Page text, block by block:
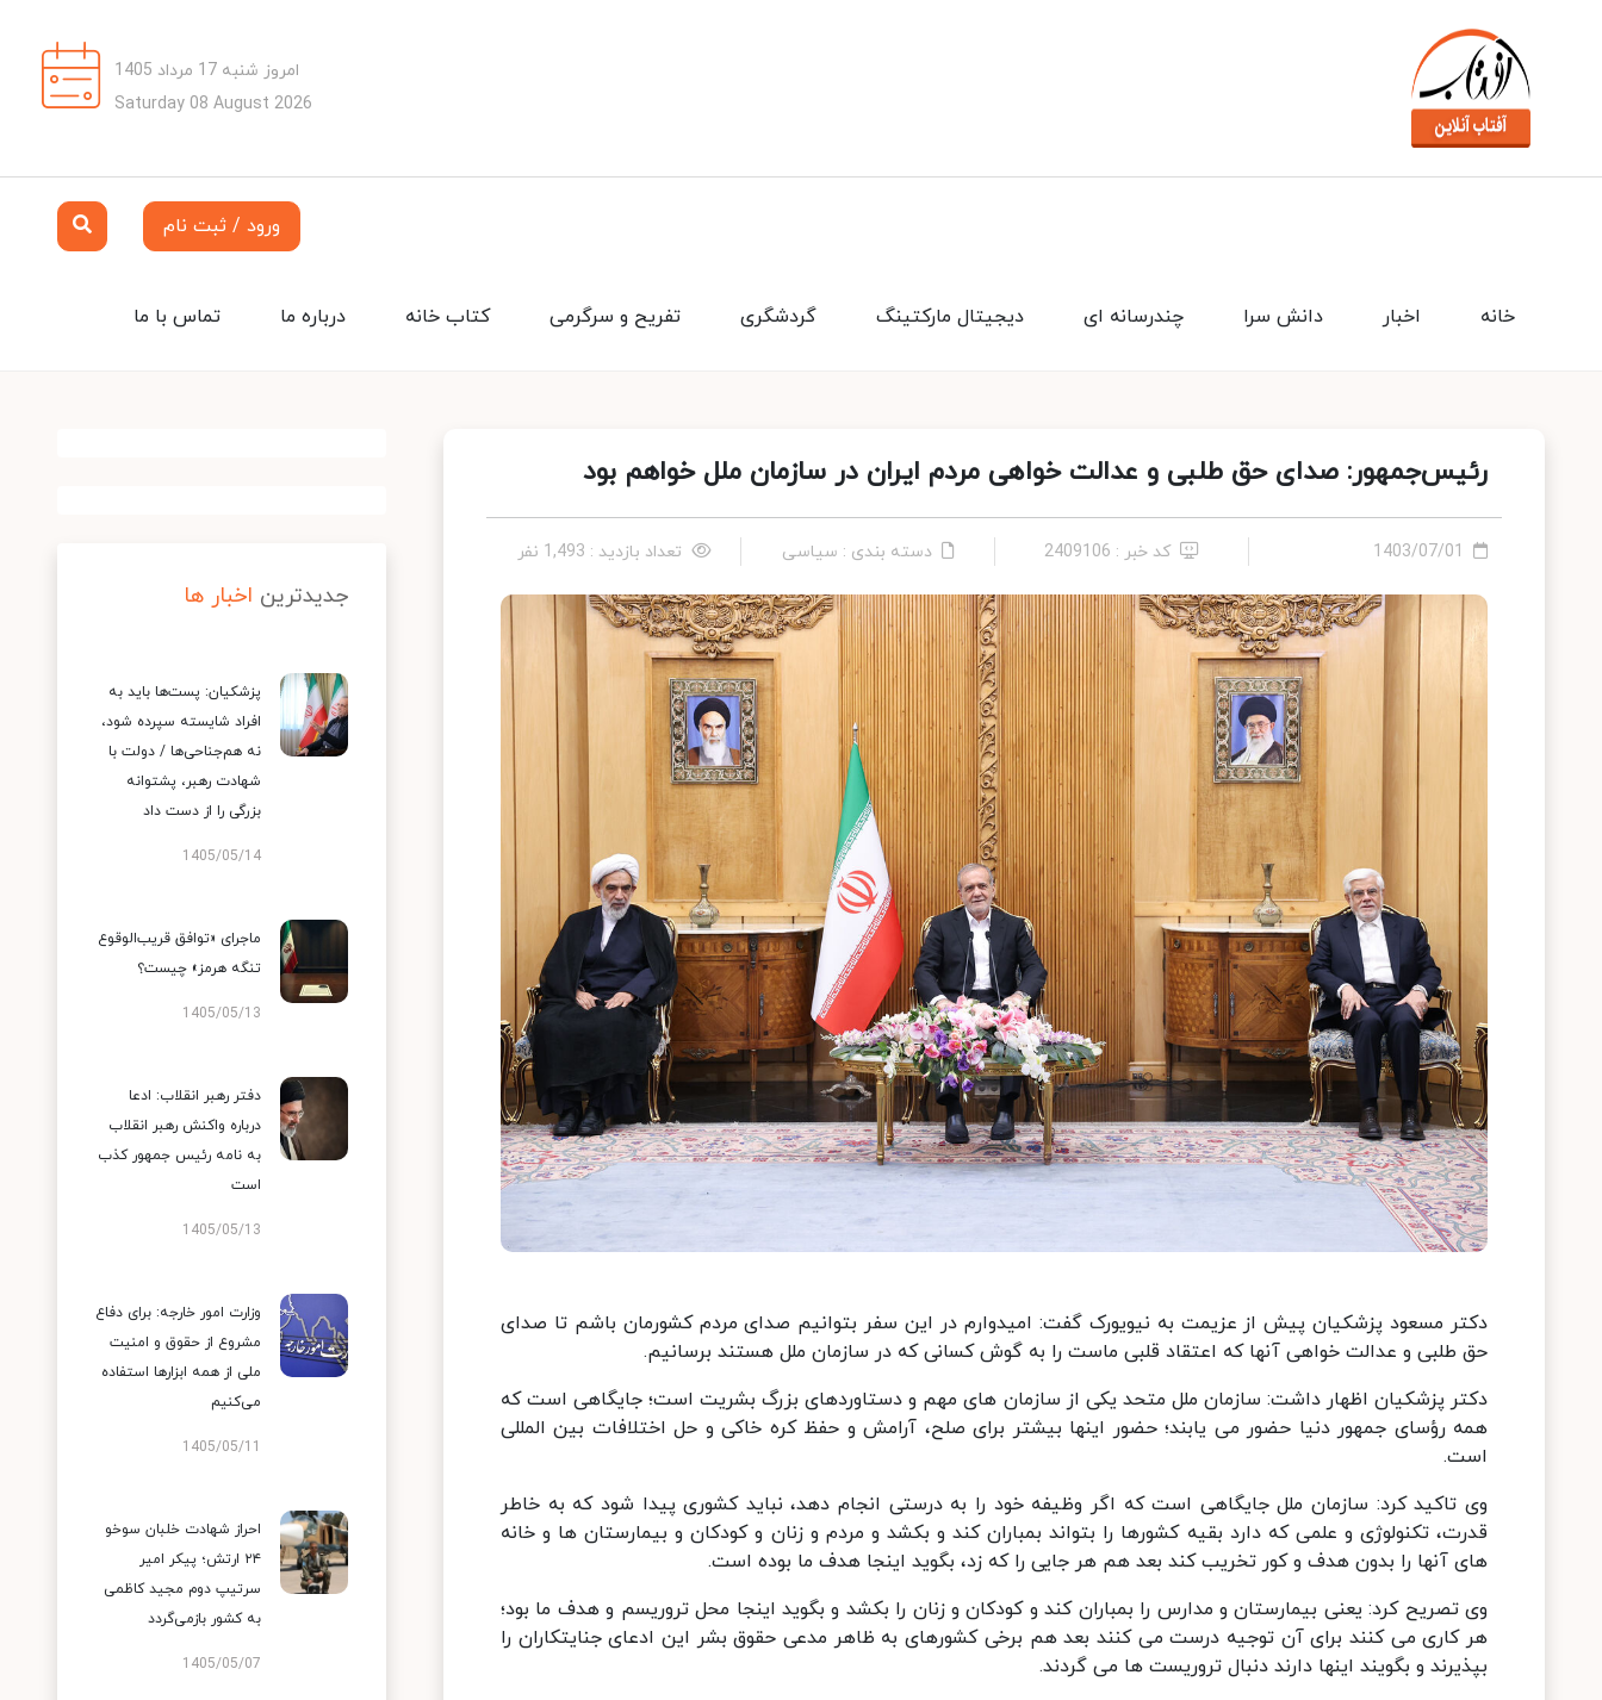
امروز شنبه 17 مرداد 1405
Saturday 08 August 2026
ورود / ثبت نام
تماس با ما درباره ما کتاب خانه تفریح و سرگرمی گردشگری دیجیتال مارکتینگ چندرسانه ای دانش سرا اخبار خانه
رئیس‌جمهور: صدای حق طلبی و عدالت خواهی مردم ایران در سازمان ملل خواهم بود
1403/07/01 کد خبر : 2409106 دسته بندی : سیاسی تعداد بازدید : 1,493 نفر
دکتر مسعود پزشکیان پیش از عزیمت به نیویورک گفت: امیدوارم در این سفر بتوانیم صدای مردم کشورمان باشم تا صدای
حق طلبی و عدالت خواهی آنها که اعتقاد قلبی ماست را به گوش کسانی که در سازمان ملل هستند برسانیم.
دکتر پزشکیان اظهار داشت: سازمان ملل متحد یکی از سازمان های مهم و دستاوردهای بزرگ بشریت است؛ جایگاهی است که
همه رؤسای جمهور دنیا حضور می یابند؛ حضور اینها بیشتر برای صلح، آرامش و حفظ کره خاکی و حل اختلافات بین المللی
است.
وی تاکید کرد: سازمان ملل جایگاهی است که اگر وظیفه خود را به درستی انجام دهد، نباید کشوری پیدا شود که به خاطر
قدرت، تکنولوژی و علمی که دارد بقیه کشورها را بتواند بمباران کند و بکشد و مردم و زنان و کودکان و بیمارستان ها و خانه
های آنها را بدون هدف و کور تخریب کند بعد هم هر جایی را که زد، بگوید اینجا هدف ما بوده است.
وی تصریح کرد: یعنی بیمارستان و مدارس را بمباران کند و کودکان و زنان را بکشد و بگوید اینجا محل تروریسم و هدف ما بود؛
هر کاری می کنند برای آن توجیه درست می کنند بعد هم برخی کشورهای به ظاهر مدعی حقوق بشر این ادعای جنایتکاران را
بپذیرند و بگویند اینها دارند دنبال تروریست ها می گردند.
جدیدترین اخبار ها
پزشکیان: پست‌ها باید به
افراد شایسته سپرده شود،
نه هم‌جناحی‌ها / دولت با
شهادت رهبر، پشتوانه
بزرگی را از دست داد
1405/05/14
ماجرای «توافق قریب‌الوقوع
تنگه هرمز» چیست؟
1405/05/13
دفتر رهبر انقلاب: ادعا
درباره واکنش رهبر انقلاب
به نامه رئیس جمهور کذب
است
1405/05/13
وزارت امور خارجه: برای دفاع
مشروع از حقوق و امنیت
ملی از همه ابزارها استفاده
می‌کنیم
1405/05/11
احراز شهادت خلبان سوخو
۲۴ ارتش؛ پیکر امیر
سرتیپ دوم مجید کاظمی
به کشور بازمی‌گردد
1405/05/07